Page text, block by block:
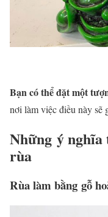
Bạn có thể đặt một
nơi làm việc điều này sẽ
Những ý
rùa
Rùa làm bằng gỗ